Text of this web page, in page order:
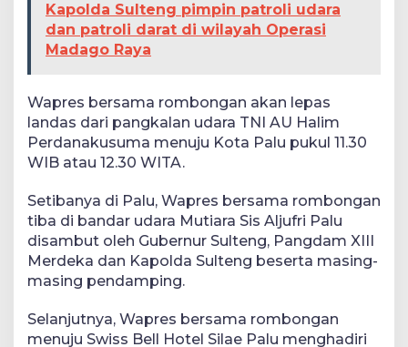
Kapolda Sulteng pimpin patroli udara
dan patroli darat di wilayah Operasi
Madago Raya
Wapres bersama rombongan akan lepas
landas dari pangkalan udara TNI AU Halim
Perdanakusuma menuju Kota Palu pukul 11.30
WIB atau 12.30 WITA.
Setibanya di Palu, Wapres bersama rombongan
tiba di bandar udara Mutiara Sis Aljufri Palu
disambut oleh Gubernur Sulteng, Pangdam XIII
Merdeka dan Kapolda Sulteng beserta masing-
masing pendamping.
Selanjutnya, Wapres bersama rombongan
menuju Swiss Bell Hotel Silae Palu menghadiri